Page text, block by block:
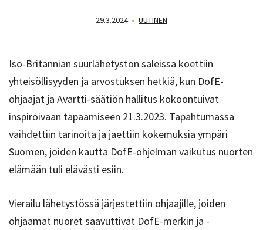
29.3.2024 • UUTINEN
Iso-Britannian suurlähetystön saleissa koettiin
yhteisöllisyyden ja arvostuksen hetkiä, kun DofE-
ohjaajat ja Avartti-säätiön hallitus kokoontuivat
inspiroivaan tapaamiseen 21.3.2023. Tapahtumassa
vaihdettiin tarinoita ja jaettiin kokemuksia ympäri
Suomen, joiden kautta DofE-ohjelman vaikutus nuorten
elämään tuli elävästi esiin.
Vierailu lähetystössä järjestettiin ohjaajille, joiden
ohjaamat nuoret saavuttivat DofE-merkin ja -